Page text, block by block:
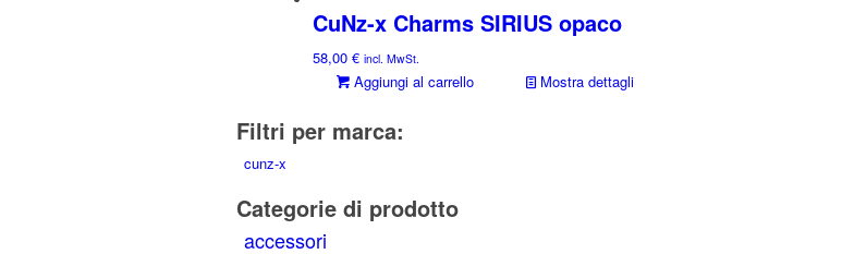
CuNz-x Charms SIRIUS opaco
58,00 € incl. MwSt.
Aggiungi al carrello Mostra dettagli
Filtri per marca:
cunz-x
Categorie di prodotto
accessori